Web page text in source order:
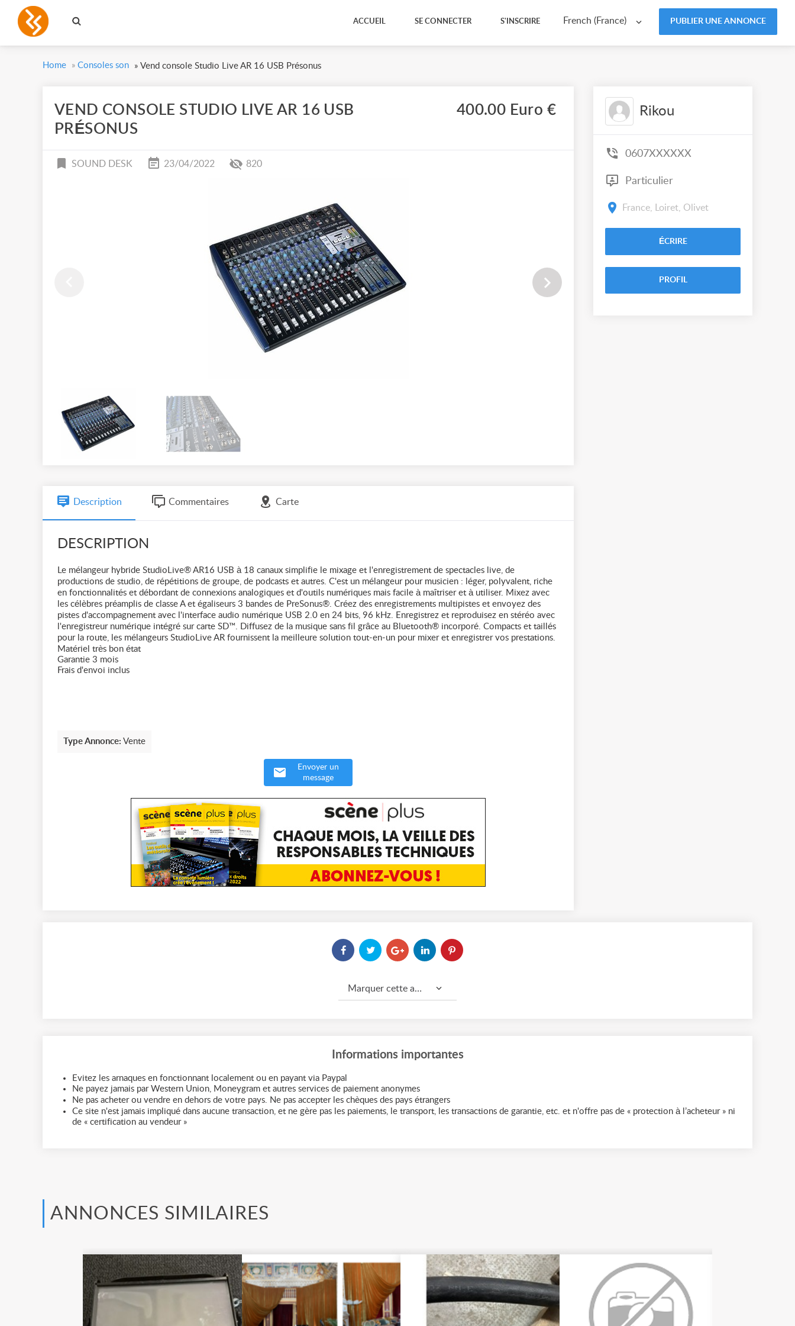
French (France) PUBLIER UNE ANNONCE
ACCUEIL SE CONNECTER S'INSCRIRE
Home » Consoles son » Vend console Studio Live AR 16 USB Présonus
VEND CONSOLE STUDIO LIVE AR 16 USB
PRÉSONUS
400.00 Euro €
SOUND DESK 23/04/2022 820
Description Commentaires Carte
DESCRIPTION
Le mélangeur hybride StudioLive® AR16 USB à 18 canaux simplifie le mixage et l'enregistrement de spectacles live, de
productions de studio, de répétitions de groupe, de podcasts et autres. C'est un mélangeur pour musicien : léger, polyvalent, riche
en fonctionnalités et débordant de connexions analogiques et d'outils numériques mais facile à maîtriser et à utiliser. Mixez avec
les célèbres préamplis de classe A et égaliseurs 3 bandes de PreSonus®. Créez des enregistrements multipistes et envoyez des
pistes d'accompagnement avec l'interface audio numérique USB 2.0 en 24 bits, 96 kHz. Enregistrez et reproduisez en stéréo avec
l'enregistreur numérique intégré sur carte SD™. Diffusez de la musique sans fil grâce au Bluetooth® incorporé. Compacts et taillés
pour la route, les mélangeurs StudioLive AR fournissent la meilleure solution tout-en-un pour mixer et enregistrer vos prestations.
Matériel très bon état
Garantie 3 mois
Frais d'envoi inclus
Type Annonce: Vente
Envoyer un
message
Rikou
0607XXXXXX
Particulier
France, Loiret, Olivet
ÉCRIRE
PROFIL
Marquer cette annonce comme...
Informations importantes
Evitez les arnaques en fonctionnant localement ou en payant via Paypal
Ne payez jamais par Western Union, Moneygram et autres services de paiement anonymes
Ne pas acheter ou vendre en dehors de votre pays. Ne pas accepter les chèques des pays étrangers
Ce site n'est jamais impliqué dans aucune transaction, et ne gère pas les paiements, le transport, les transactions de garantie, etc. et n'offre pas de « protection à l’acheteur » ni
de « certification au vendeur »
ANNONCES SIMILAIRES